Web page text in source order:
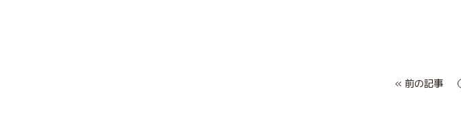
« 前の記事